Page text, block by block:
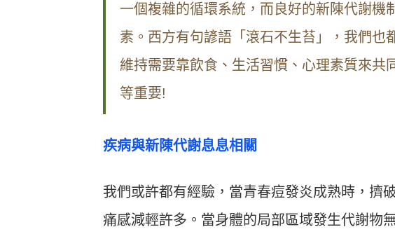
一個複雜的循環系統，而良好的新陳代謝機
素。西方有句諺語「滾石不生苔」，我們也
維持需要靠飲食、生活習慣、心理素質來共
等重要!
疾病與新陳代謝息息相關
我們或許都有經驗，當青春痘發炎成熟時，擠
痛感減輕許多。當身體的局部區域發生代謝物